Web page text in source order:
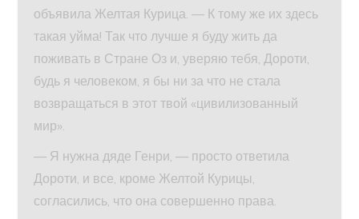
объявила Желтая Курица. — К тому же их здесь
такая уйма! Так что лучше я буду жить да
поживать в Стране Оз и, уверяю тебя, Дороти,
будь я человеком, я бы ни за что не стала
возвращаться в этот твой «цивилизованный
мир».
— Я нужна дяде Генри, — просто ответила
Дороти, и все, кроме Желтой Курицы,
согласились, что она совершенно права.